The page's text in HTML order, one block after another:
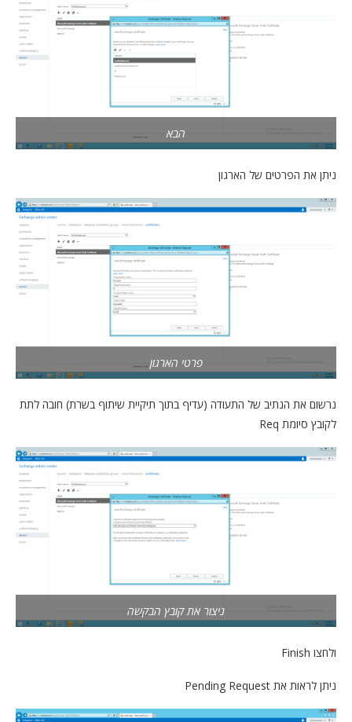
הבא
ניתן את הפרטים של הארגון
פרטי הארגון
נרשום את הנתיב של התעודה (עדיף בתוך תיקיית שיתוף בשרת) חובה לתת
לקובץ סיומת Req
ניצור את קובץ הבקשה
ולחצו Finish
ניתן לראות את Pending Request